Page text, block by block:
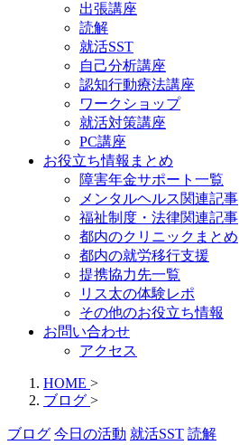
出張講座
読解
就活SST
自己分析講座
認知行動療法講座
ワークショップ
就活対策講座
PC講座
お役立ち情報まとめ
障害年金サポート一覧
メンタルヘルス関連記事
福祉制度・法律関連記事
都内のクリニックまとめ
都内の就労移行支援
提携協力先一覧
リス太の体験レポ
その他のお役立ち情報
お問い合わせ
アクセス
HOME >
ブログ >
ブログ 今日の活動 就活SST 読解